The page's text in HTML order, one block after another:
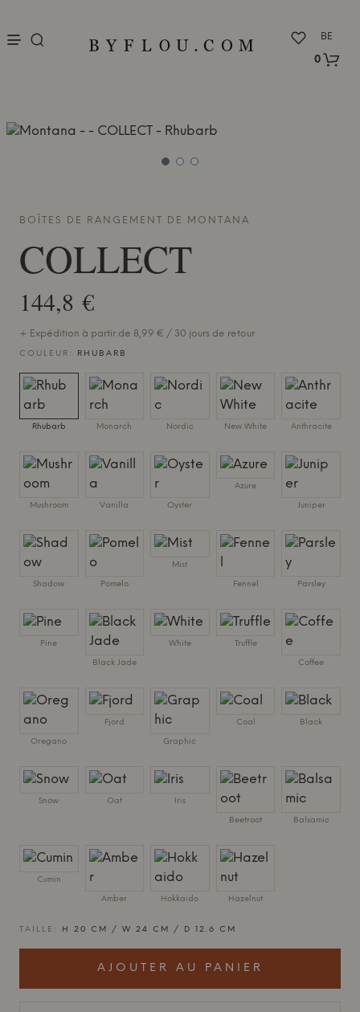
BE
0
BOÎTES DE RANGEMENT DE MONTANA
COLLECT
144,8 €
+ Expédition à partir de 8,99 € / 30 jours de retour
COULEUR: RHUBARB
Rhubarb Monarch Nordic New White Anthracite
Mushroom Vanilla Oyster
Azure
Juniper
Shadow Pomelo
Mist
Fennel Parsley
Pine
Black Jade
White Truffle
Coffee
Oregano
Fjord
Graphic
Coal Black
Snow Oat Iris
Beetroot Balsamic
Cumin
Amber Hokkaido Hazelnut
TAILLE: H 20 CM / W 24 CM / D 12.6 CM
AJOUTER AU PANIER